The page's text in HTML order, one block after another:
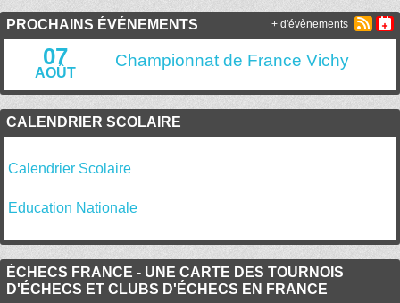
PROCHAINS ÉVÉNEMENTS
07
AOÛT
Championnat de France Vichy
+ d'évènements
CALENDRIER SCOLAIRE
Calendrier Scolaire
Education Nationale
ÉCHECS FRANCE - UNE CARTE DES TOURNOIS
D'ÉCHECS ET CLUBS D'ÉCHECS EN FRANCE